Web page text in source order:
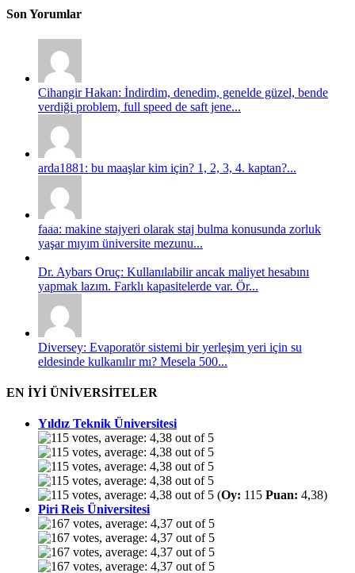
Son Yorumlar
Cihangir Hakan: İndirdim, denedim, genelde güzel, bende
verdiği problem, full speed de saft jene...
arda1881: bu maaşlar kim için? 1, 2, 3, 4. kaptan?...
faaa: makine stajyeri olarak staj bulma konusunda zorluk
yaşar mıyım üniversite mezunu...
Dr. Aybars Oruç: Kullanılabilir ancak maliyet hesabını
yapmak lazım. Farklı kapasitelerde var. Ör...
Diversey: Evaporatör sistemi bir yerleşim yeri için su
eldesinde kulkanılır mı? Mesela 500...
EN İYİ ÜNİVERSİTELER
Yıldız Teknik Üniversitesi
(Oy: 115 Puan: 4,38)
Piri Reis Üniversitesi